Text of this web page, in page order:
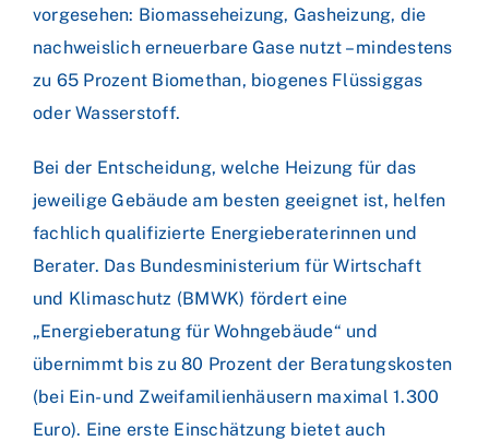
vorgesehen: Biomasseheizung, Gasheizung, die
nachweislich erneuerbare Gase nutzt – mindestens
zu 65 Prozent Biomethan, biogenes Flüssiggas
oder Wasserstoff.
Bei der Entscheidung, welche Heizung für das
jeweilige Gebäude am besten geeignet ist, helfen
fachlich qualifizierte Energieberaterinnen und
Berater. Das Bundesministerium für Wirtschaft
und Klimaschutz (BMWK) fördert eine
„Energieberatung für Wohngebäude“ und
übernimmt bis zu 80 Prozent der Beratungskosten
(bei Ein- und Zweifamilienhäusern maximal 1.300
Euro). Eine erste Einschätzung bietet auch